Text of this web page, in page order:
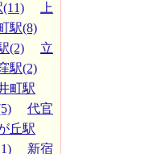
上
駅(8)
(2)
立
駅(2)
町駅
代官
丘駅
新宿